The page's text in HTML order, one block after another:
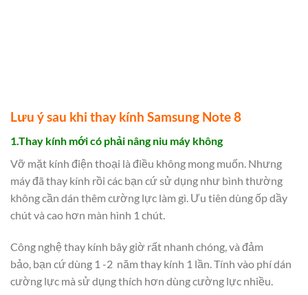
Lưu ý sau khi thay kính Samsung Note 8
1.Thay kính mới có phải nâng niu máy không
Vỡ mặt kính điện thoại là điều không mong muốn. Nhưng
máy đã thay kính rồi các bạn cứ sử dụng như bình thường
không cần dán thêm cường lực làm gì. Ưu tiên dùng ốp dầy
chút và cao hơn màn hình 1 chút.
Công nghệ thay kính bây giờ rất nhanh chóng, và đảm
bảo, bạn cứ dùng 1 -2 năm thay kính 1 lần. Tính vào phí dán
cường lực mà sử dụng thích hơn dùng cường lực nhiều.